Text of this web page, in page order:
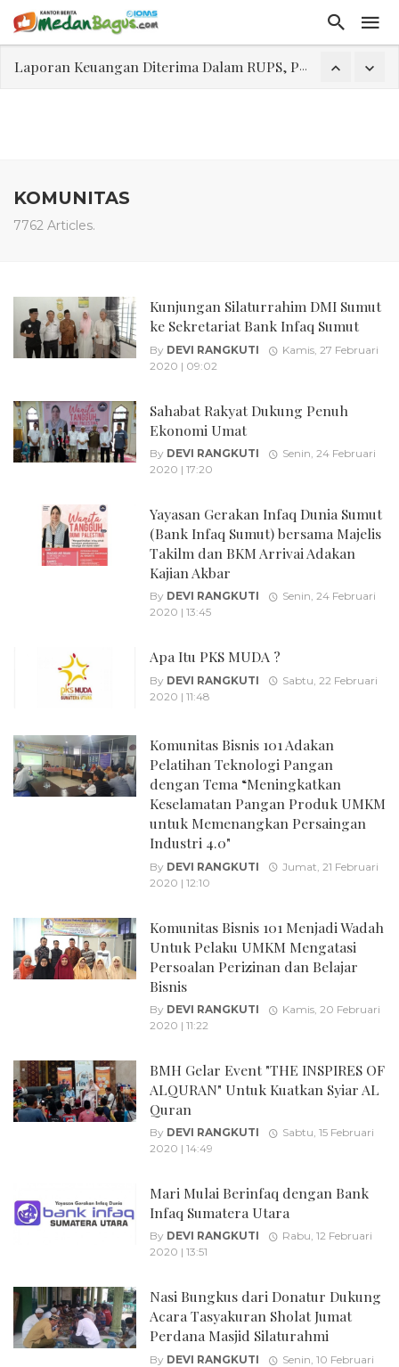
Laporan Keuangan Diterima Dalam RUPS, Pelaporan Hingga Penahanan Mantan Direktur PT GKS Dinilai Rancu
KOMUNITAS
7762 Articles.
Kunjungan Silaturrahim DMI Sumut
ke Sekretariat Bank Infaq Sumut
By DEVI RANGKUTI
Kamis, 27 Februari
2020 | 09:02
Sahabat Rakyat Dukung Penuh
Ekonomi Umat
By DEVI RANGKUTI
Senin, 24 Februari
2020 | 17:20
Yayasan Gerakan Infaq Dunia Sumut
(Bank Infaq Sumut) bersama Majelis
Takilm dan BKM Arrivai Adakan
Kajian Akbar
By DEVI RANGKUTI
Senin, 24 Februari
2020 | 13:45
Apa Itu PKS MUDA ?
By DEVI RANGKUTI
Sabtu, 22 Februari
2020 | 11:48
Komunitas Bisnis 101 Adakan
Pelatihan Teknologi Pangan
dengan Tema “Meningkatkan
Keselamatan Pangan Produk UMKM
untuk Memenangkan Persaingan
Industri 4.0"
By DEVI RANGKUTI
Jumat, 21 Februari
2020 | 12:10
Komunitas Bisnis 101 Menjadi Wadah
Untuk Pelaku UMKM Mengatasi
Persoalan Perizinan dan Belajar
Bisnis
By DEVI RANGKUTI
Kamis, 20 Februari
2020 | 11:22
BMH Gelar Event "THE INSPIRES OF
ALQURAN" Untuk Kuatkan Syiar AL
Quran
By DEVI RANGKUTI
Sabtu, 15 Februari
2020 | 14:49
Mari Mulai Berinfaq dengan Bank
Infaq Sumatera Utara
By DEVI RANGKUTI
Rabu, 12 Februari
2020 | 13:51
Nasi Bungkus dari Donatur Dukung
Acara Tasyakuran Sholat Jumat
Perdana Masjid Silaturahmi
By DEVI RANGKUTI
Senin, 10 Februari